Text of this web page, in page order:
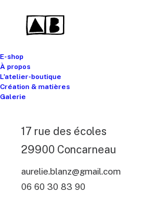
E-shop
À propos
L’atelier-boutique
Création & matières
Galerie
17 rue des écoles
29900 Concarneau
aurelie.blanz@gmail.com
06 60 30 83 90